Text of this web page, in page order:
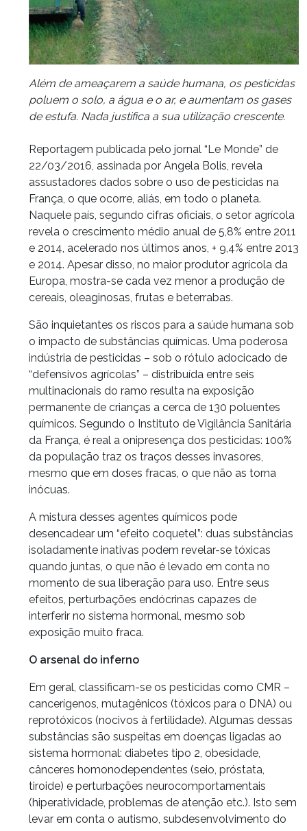
Além de ameaçarem a saúde humana, os pesticidas
poluem o solo, a água e o ar, e aumentam os gases
de estufa. Nada justifica a sua utilização crescente.
Reportagem publicada pelo jornal “Le Monde” de
22/03/2016, assinada por Angela Bolis, revela
assustadores dados sobre o uso de pesticidas na
França, o que ocorre, aliás, em todo o planeta.
Naquele país, segundo cifras oficiais, o setor agrícola
revela o crescimento médio anual de 5,8% entre 2011
e 2014, acelerado nos últimos anos, + 9,4% entre 2013
e 2014. Apesar disso, no maior produtor agrícola da
Europa, mostra-se cada vez menor a produção de
cereais, oleaginosas, frutas e beterrabas.
São inquietantes os riscos para a saúde humana sob
o impacto de substâncias químicas. Uma poderosa
indústria de pesticidas – sob o rótulo adocicado de
“defensivos agrícolas” – distribuída entre seis
multinacionais do ramo resulta na exposição
permanente de crianças a cerca de 130 poluentes
químicos. Segundo o Instituto de Vigilância Sanitária
da França, é real a onipresença dos pesticidas: 100%
da população traz os traços desses invasores,
mesmo que em doses fracas, o que não as torna
inócuas.
A mistura desses agentes químicos pode
desencadear um “efeito coquetel”: duas substâncias
isoladamente inativas podem revelar-se tóxicas
quando juntas, o que não é levado em conta no
momento de sua liberação para uso. Entre seus
efeitos, perturbações endócrinas capazes de
interferir no sistema hormonal, mesmo sob
exposição muito fraca.
O arsenal do inferno
Em geral, classificam-se os pesticidas como CMR –
cancerígenos, mutagênicos (tóxicos para o DNA) ou
reprotóxicos (nocivos à fertilidade). Algumas dessas
substâncias são suspeitas em doenças ligadas ao
sistema hormonal: diabetes tipo 2, obesidade,
cânceres homonodependentes (seio, próstata,
tiroide) e perturbações neurocomportamentais
(hiperatividade, problemas de atenção etc.). Isto sem
levar em conta o autismo, subdesenvolvimento do